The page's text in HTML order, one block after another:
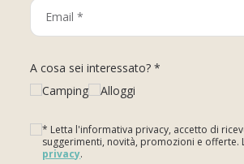
A cosa sei interessato? *
Camping
Alloggi
* Letta l'informativa privacy, accetto di
suggerimenti, novità, promozioni e offerte.
privacy.